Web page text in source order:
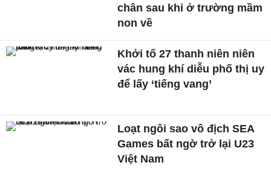
chân sau khi ở trường mầm
non về
Khởi tố 27 thanh niên niên
vác hung khí diễu phố thị uy
để lấy ‘tiếng vang’
Loạt ngôi sao vô địch SEA
Games bất ngờ trở lại U23
Việt Nam